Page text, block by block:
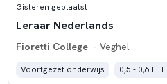
Gisteren geplaatst
Leraar Nederlands
Fioretti College - Veghel
Voortgezet onderwijs 0,5 - 0,6 FTE